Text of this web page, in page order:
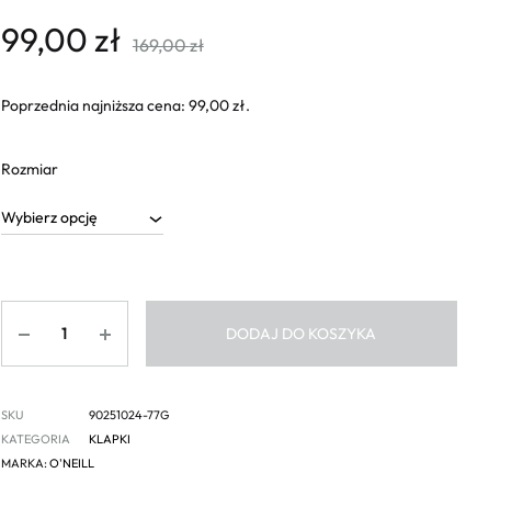
99,00zł 169,00zł
Poprzednia najniższa cena: 99,00zł.
Rozmiar
DODAJ DO KOSZYKA
SKU
90251024-77G
KATEGORIA
KLAPKI
MARKA: O'NEILL